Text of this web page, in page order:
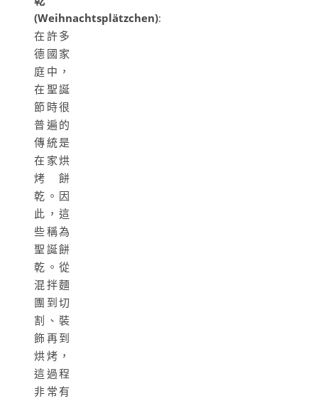
(Weihnachtsplätzchen):
在許多
德國家
庭中，
在聖誕
節時很
普遍的
傳統是
在家烘
烤餅
乾。因
此，這
些稱為
聖誕餅
乾。從
混拌麵
團到切
割、裝
飾再到
烘烤，
這過程
非常有